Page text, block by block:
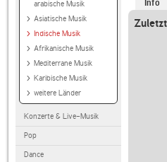
arabische Musik
Asiatische Musik
Indische Musik
Afrikanische Musik
Mediterrane Musik
Karibische Musik
weitere Länder
Konzerte & Live-Musik
Pop
Dance
Info